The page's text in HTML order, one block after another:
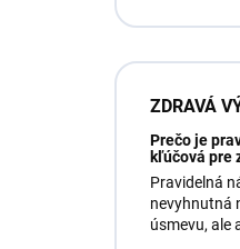
ZDRAVÁ
Prečo je
kľúčová pre
Pravidelná
nevyhnutná
úsmevu, ale